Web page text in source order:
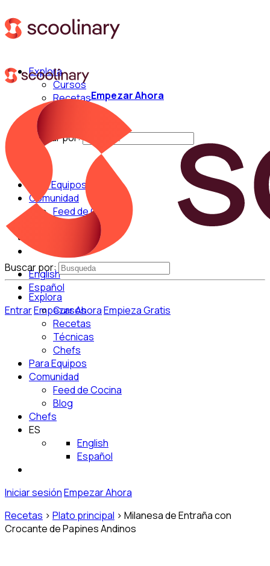
Explora
Cursos
Recetas
Buscar por:
Para Equipos
Comunidad
Feed de Cocina
English
Español
EntrarEmpezar AhoraEmpieza Gratis
Empezar Ahora
Buscar por:
Explora
Cursos
Recetas
Técnicas
Chefs
Para Equipos
Comunidad
Feed de Cocina
Blog
Chefs
ES
English
Español
Iniciar sesiónEmpezar Ahora
Recetas > Plato principal > Milanesa de Entraña con
Crocante de Papines Andinos